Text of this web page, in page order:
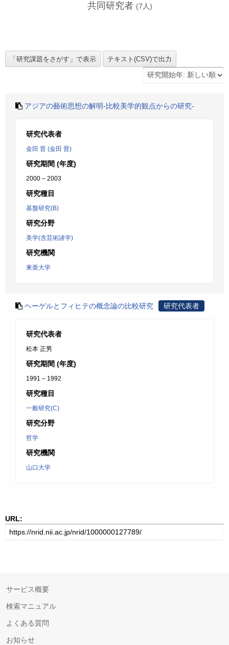
共同研究者 (7 人)
アジアの藝術思想の解明-比較美学的観点からの研究-
研究代表者
金田 晋 (金田 晉)
研究期間 (年度)
2000 – 2003
研究種目
基盤研究(B)
研究分野
美学(含芸術諸学)
研究機関
東亜大学
ヘーゲルとフィヒテの概念論の比較研究 研究代表者
研究代表者
松本 正男
研究期間 (年度)
1991 – 1992
研究種目
一般研究(C)
研究分野
哲学
研究機関
山口大学
URL:
サービス概要
検索マニュアル
よくある質問
お知らせ